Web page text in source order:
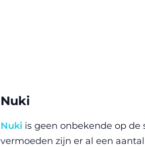
Nuki
Nuki is geen onbekende op
vermoeden zijn er al een